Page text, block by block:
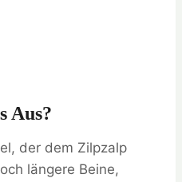
Aus?
der dem Zilpzalp
längere Beine,